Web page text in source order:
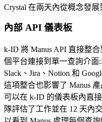
Crystal 在兩天內從概念發展
內部 API 儀表板
k-ID 將 Manus API 直接整
個平台連接到單一查詢介面
Slack、Jira、Notion 和
這項整合也影響了 Manus
可以在 k-ID 的儀表板內直
隊評估了工作並在 12 天內